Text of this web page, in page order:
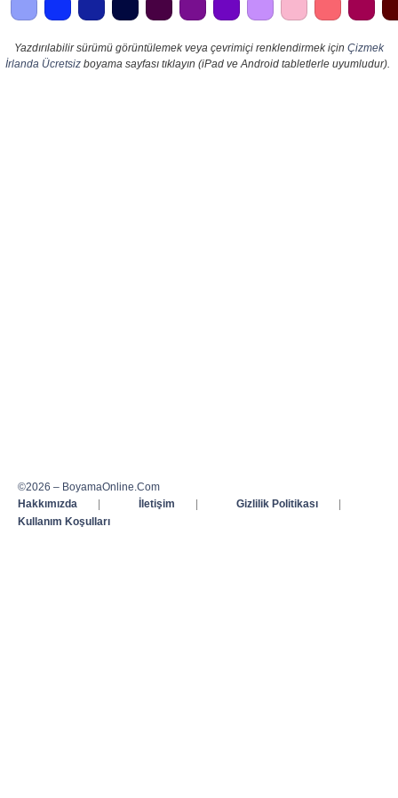
Yazdırılabilir sürümü görüntülemek veya çevrimiçi renklendirmek için Çizmek
İrlanda Ücretsiz boyama sayfası tıklayın (iPad ve Android tabletlerle uyumludur).
©2026 – BoyamaOnline.Com
Hakkımızda
| İletişim | Gizlilik Politikası
|
Kullanım Koşulları